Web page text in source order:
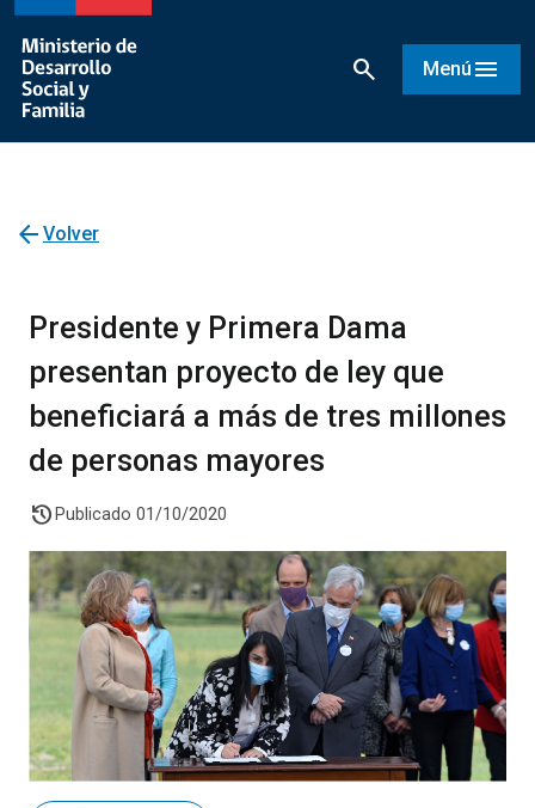
search Menú menu
arrow_back Volver
Presidente y Primera Dama
presentan proyecto de ley que
beneficiará a más de tres millones
de personas mayores
history Publicado 01/10/2020